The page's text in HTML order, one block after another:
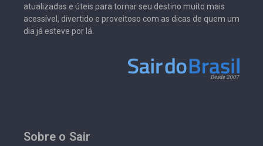
atualizadas e úteis para tornar seu destino muito mais
acessível, divertido e proveitoso com as dicas de quem um
dia já esteve por lá.
Sobre o Sair